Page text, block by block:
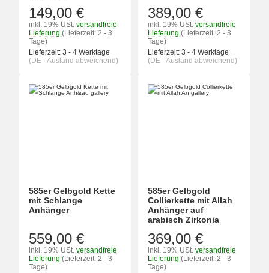
149,00 €
inkl. 19% USt. versandfreie
Lieferung (Lieferzeit: 2 - 3
Tage)
Lieferzeit: 3 - 4 Werktage
(DE - Ausland abweichend)
389,00 €
inkl. 19% USt. versandfreie
Lieferung (Lieferzeit: 2 - 3
Tage)
Lieferzeit: 3 - 4 Werktage
(DE - Ausland abweichend)
585er Gelbgold Kette
mit Schlange
Anhänger
559,00 €
inkl. 19% USt. versandfreie
Lieferung (Lieferzeit: 2 - 3
Tage)
585er Gelbgold
Collierkette mit Allah
Anhänger auf
arabisch Zirkonia
369,00 €
inkl. 19% USt. versandfreie
Lieferung (Lieferzeit: 2 - 3
Tage)